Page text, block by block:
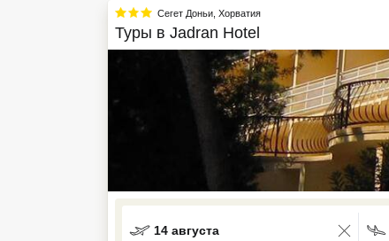
Сегет Доньи, Хорватия
Туры в Jadran Hotel
14 августа